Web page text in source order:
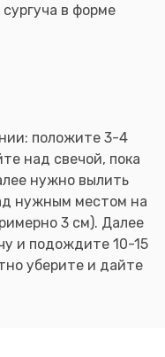
в форме
положите 3-4
над свечой, пока
нужно вылить
нужным местом на
3 см). Далее
и подождите 10-15
уберите и дайте